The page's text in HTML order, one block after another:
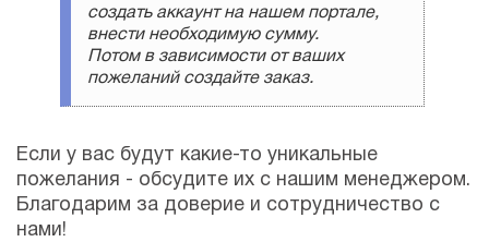
создать аккаунт на нашем портале,
внести необходимую сумму.
Потом в зависимости от ваших
пожеланий создайте заказ.
Если у вас будут какие-то уникальные
пожелания - обсудите их с нашим менеджером.
Благодарим за доверие и сотрудничество с
нами!